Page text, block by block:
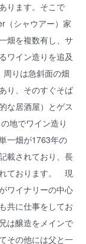
ります。そこで
（シャウアー）家
畑を複数有し、サ
ワイン造りを追及
りは急斜面の畑
り、そのすぐそば
な居酒屋）とゲス
地でワイン造り
一畑が1763年の
載されており、長
れております。 現
ワイナリーの中心
共に仕事をしてお
は醸造をメインで
その他には父と一